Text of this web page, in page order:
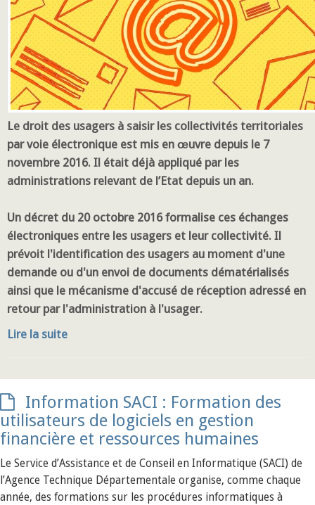
Le droit des usagers à saisir les collectivités territoriales
par voie électronique est mis en œuvre depuis le 7
novembre 2016. Il était déjà appliqué par les
administrations relevant de l’Etat depuis un an.
Un décret du 20 octobre 2016 formalise ces échanges
électroniques entre les usagers et leur collectivité. Il
prévoit l'identification des usagers au moment d'une
demande ou d'un envoi de documents dématérialisés
ainsi que le mécanisme d'accusé de réception adressé en
retour par l'administration à l'usager.
Lire la suite
Information SACI : Formation des
utilisateurs de logiciels en gestion
financière et ressources humaines
Le Service d’Assistance et de Conseil en Informatique (SACI) de
l’Agence Technique Départementale organise, comme chaque
année, des formations sur les procédures informatiques à